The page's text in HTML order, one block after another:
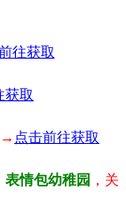
往获取
获取
点击前往获取
表情包幼稚园 ，关